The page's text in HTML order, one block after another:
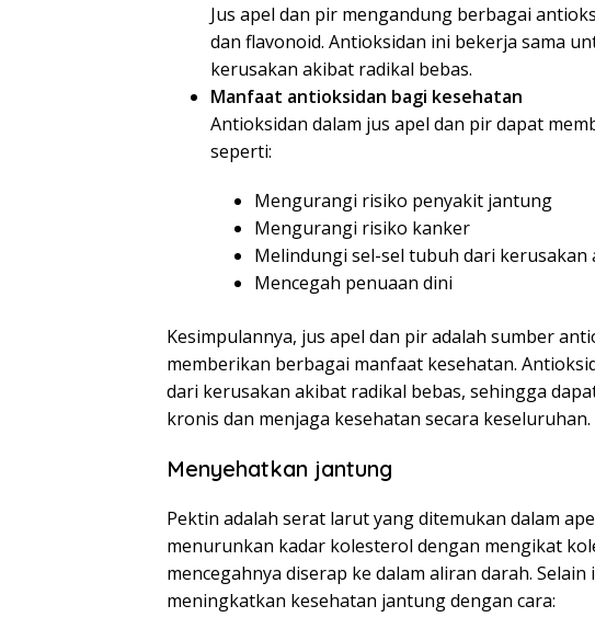
Jus apel dan pir mengandung berbagai
dan flavonoid. Antioksidan ini bekerja sama
kerusakan akibat radikal bebas.
Manfaat antioksidan bagi kesehatan
Antioksidan dalam jus apel dan pir dapat
seperti:
Mengurangi risiko penyakit jantung
Mengurangi risiko kanker
Melindungi sel-sel tubuh dari kerusakan
Mencegah penuaan dini
Kesimpulannya, jus apel dan pir adalah sumber
memberikan berbagai manfaat kesehatan.
dari kerusakan akibat radikal bebas, sehingga
kronis dan menjaga kesehatan secara keseluruhan.
Menyehatkan jantung
Pektin adalah serat larut yang ditemukan dalam
menurunkan kadar kolesterol dengan mengikat
mencegahnya diserap ke dalam aliran darah.
meningkatkan kesehatan jantung dengan cara: